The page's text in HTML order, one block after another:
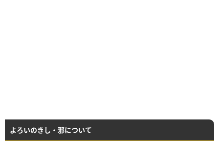
よろいのきし・邪について